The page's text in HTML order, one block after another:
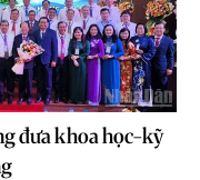
đưa khoa học-kỹ